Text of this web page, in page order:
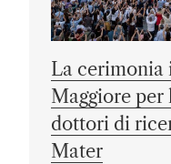
La cerimonia
Maggiore per
dottori di
Mater